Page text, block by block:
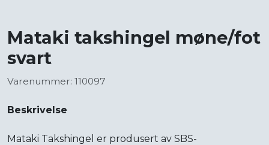
Mataki takshingel møne/fot
svart
Varenummer: 110097
Beskrivelse
Mataki Takshingel er produsert av SBS-